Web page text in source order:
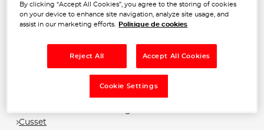
Veuillez chercher dans les villes à
proximité.
Les Precisium Garage et Carrosserie dans les
Cusset
By clicking “Accept All Cookies”, you agree to the storing of cookies
on your device to enhance site navigation, analyze site usage, and
assist in our marketing efforts.
Politique de cookies
Reject All Accept All Cookies
Cookie Settings